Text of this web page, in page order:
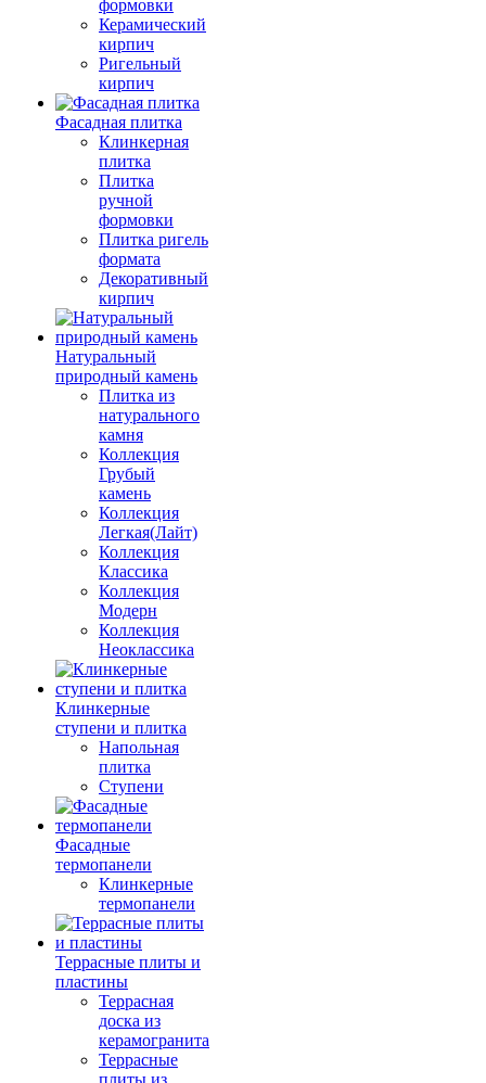
формовки
Керамический
кирпич
Ригельный
кирпич
Фасадная плитка
Клинкерная
плитка
Плитка
ручной
формовки
Плитка ригель
формата
Декоративный
кирпич
Натуральный
природный камень
Плитка из
натурального
камня
Коллекция
Грубый
камень
Коллекция
Легкая(Лайт)
Коллекция
Классика
Коллекция
Модерн
Коллекция
Неоклассика
Клинкерные
ступени и плитка
Напольная
плитка
Ступени
Фасадные
термопанели
Клинкерные
термопанели
Террасные плиты и
пластины
Террасная
доска из
керамогранита
Террасные
плиты из